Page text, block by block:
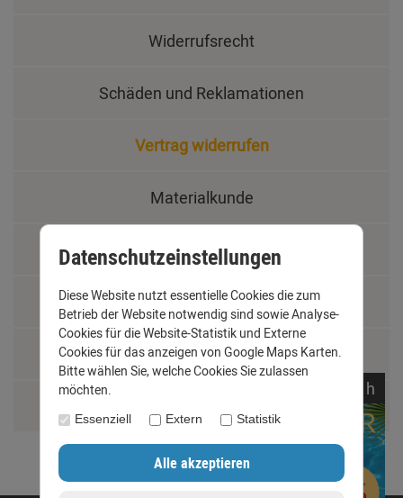
Widerrufsrecht
Schäden und Reklamationen
Vertrag widerrufen
Materialkunde
Fachbegriffe
Jobs
Montage und Installationshilfen
h
Datenschutzeinstellungen
Diese Website nutzt essentielle Cookies die zum
Betrieb der Website notwendig sind sowie Analyse-
Cookies für die Website-Statistik und Externe
Cookies für das anzeigen von Google Maps Karten.
Bitte wählen Sie, welche Cookies Sie zulassen
möchten.
Essenziell Extern Statistik